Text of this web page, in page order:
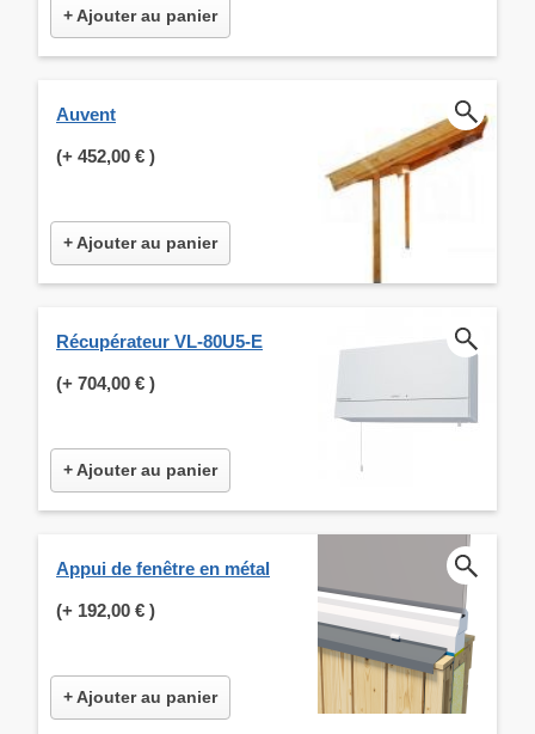
+ Ajouter au panier
Auvent
(+ 452,00 € )
+ Ajouter au panier
Récupérateur VL-80U5-E
(+ 704,00 € )
+ Ajouter au panier
Appui de fenêtre en métal
(+ 192,00 € )
+ Ajouter au panier